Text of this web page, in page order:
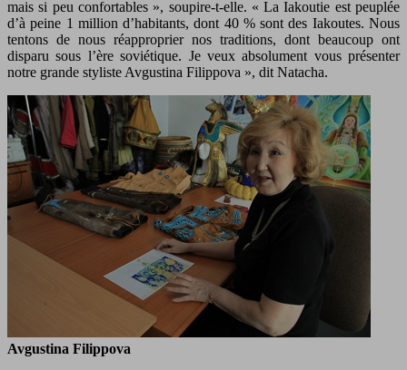
mais si peu confortables », soupire-t-elle. « La Iakoutie est peuplée
d’à peine 1 million d’habitants, dont 40 % sont des Iakoutes. Nous
tentons de nous réapproprier nos traditions, dont beaucoup ont
disparu sous l’ère soviétique. Je veux absolument vous présenter
notre grande styliste Avgustina Filippova », dit Natacha.
Avgustina Filippova